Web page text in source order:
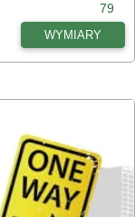
79
WYMIARY